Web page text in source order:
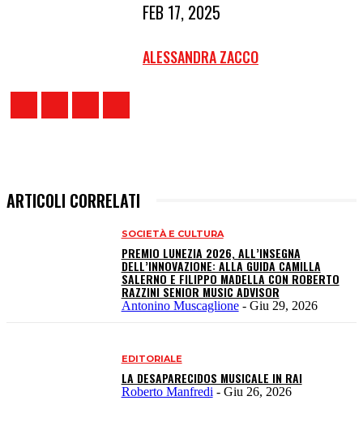
FEB 17, 2025
ALESSANDRA ZACCO
ARTICOLI CORRELATI
SOCIETÀ E CULTURA
PREMIO LUNEZIA 2026, ALL’INSEGNA
DELL’INNOVAZIONE: ALLA GUIDA CAMILLA
SALERNO E FILIPPO MADELLA CON ROBERTO
RAZZINI SENIOR MUSIC ADVISOR
Antonino Muscaglione - Giu 29, 2026
EDITORIALE
LA DESAPARECIDOS MUSICALE IN RAI
Roberto Manfredi - Giu 26, 2026